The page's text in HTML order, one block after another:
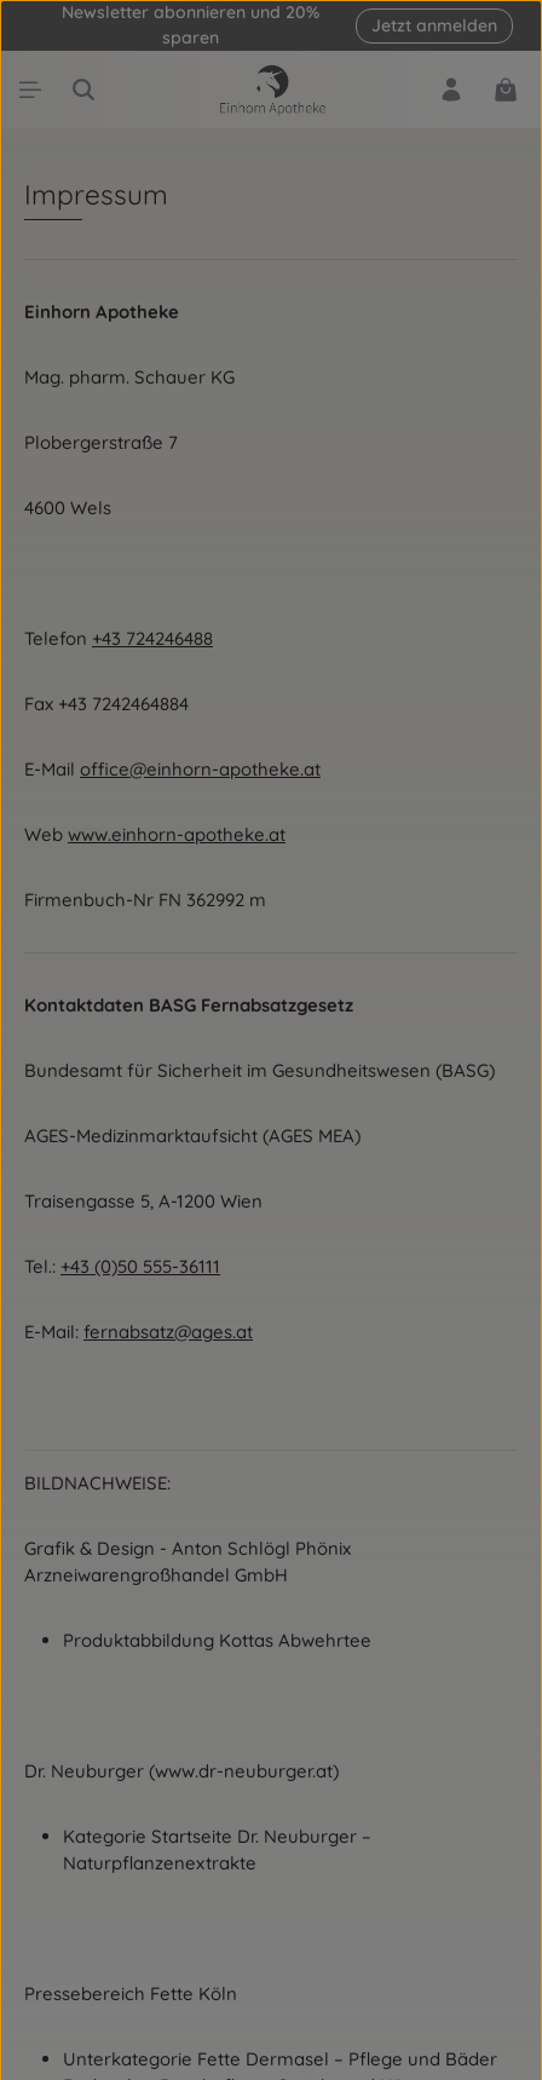
Zum Hauptinhalt springen
Newsletter abonnieren und 20%
sparen
Jetzt anmelden
Impressum
Einhorn Apotheke
Mag. pharm. Schauer KG
Plobergerstraße 7
4600 Wels
Telefon +43 724246488
Fax +43 7242464884
E-Mail office@einhorn-apotheke.at
Web www.einhorn-apotheke.at
Firmenbuch-Nr FN 362992 m
Kontaktdaten BASG Fernabsatzgesetz
Bundesamt für Sicherheit im Gesundheitswesen (BASG)
AGES-Medizinmarktaufsicht (AGES MEA)
Traisengasse 5, A-1200 Wien
Tel.: +43 (0)50 555-36111
E-Mail: fernabsatz@ages.at
BILDNACHWEISE:
Grafik & Design - Anton Schlögl Phönix
Arzneiwarengroßhandel GmbH
Produktabbildung Kottas Abwehrtee
Dr. Neuburger (www.dr-neuburger.at)
Kategorie Startseite Dr. Neuburger –
Naturpflanzenextrakte
Pressebereich Fette Köln
Unterkategorie Fette Dermasel – Pflege und Bäder